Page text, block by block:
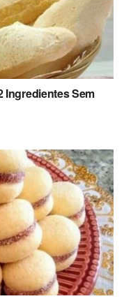
Ingredientes Sem